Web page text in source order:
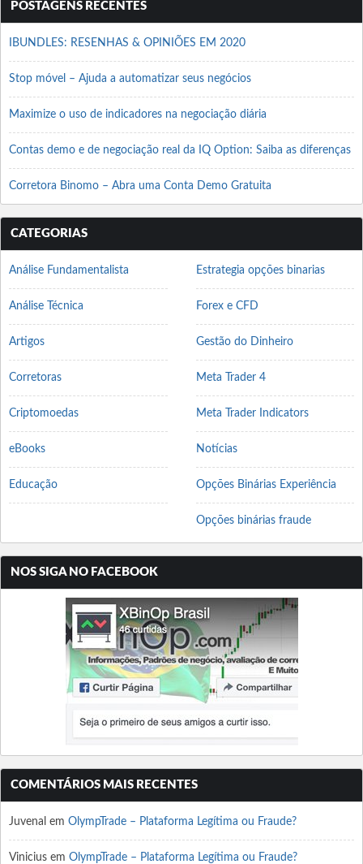
POSTAGENS RECENTES
IBUNDLES: RESENHAS & OPINIÕES EM 2020
Stop móvel – Ajuda a automatizar seus negócios
Maximize o uso de indicadores na negociação diária
Contas demo e de negociação real da IQ Option: Saiba as diferenças
Corretora Binomo – Abra uma Conta Demo Gratuita
CATEGORIAS
Análise Fundamentalista
Análise Técnica
Artigos
Corretoras
Criptomoedas
eBooks
Educação
Estrategia opções binarias
Forex e CFD
Gestão do Dinheiro
Meta Trader 4
Meta Trader Indicators
Notícias
Opções Binárias Experiência
Opções binárias fraude
NOS SIGA NO FACEBOOK
COMENTÁRIOS MAIS RECENTES
Juvenal em OlympTrade – Plataforma Legítima ou Fraude?
Vinicius em OlympTrade – Plataforma Legítima ou Fraude?